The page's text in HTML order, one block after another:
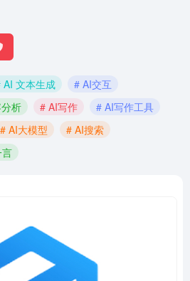
AI 文本生成
# AI交互
析 # AI写作
# AI写作工具
# AI大模型
# AI搜索